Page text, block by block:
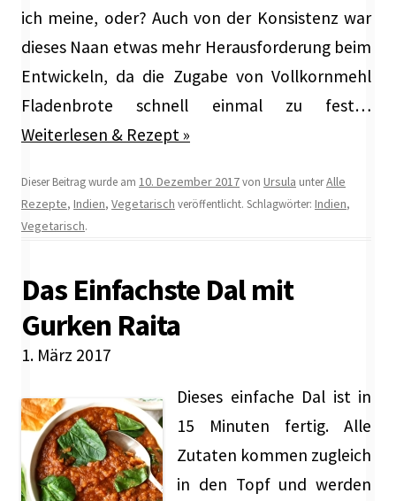
ich meine, oder? Auch von der Konsistenz war
dieses Naan etwas mehr Herausforderung beim
Entwickeln, da die Zugabe von Vollkornmehl
Fladenbrote schnell einmal zu fest…
Weiterlesen & Rezept »
Dieser Beitrag wurde am 10. Dezember 2017von Ursula unterAlle
Rezepte, Indien, Vegetarisch veröffentlicht. Schlagwörter: Indien,
Vegetarisch.
Das Einfachste Dal mit
Gurken Raita
1. März 2017
Dieses einfache Dal ist in
15 Minuten fertig. Alle
Zutaten kommen zugleich
in den Topf und werden